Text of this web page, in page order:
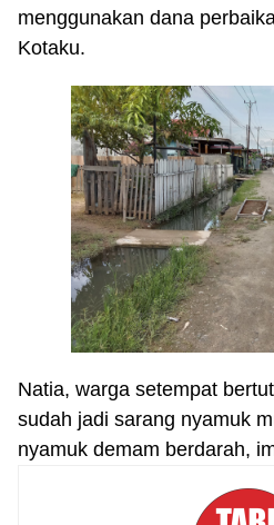
menggunakan dana
Kotaku.
Natia, warga setempat
sudah jadi sarang nyamuk
nyamuk demam berdarah,